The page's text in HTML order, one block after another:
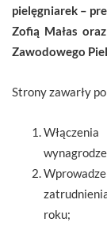
pielęgniarek –
Zofią Małas
Zawodowego
Strony zawarły
roku;